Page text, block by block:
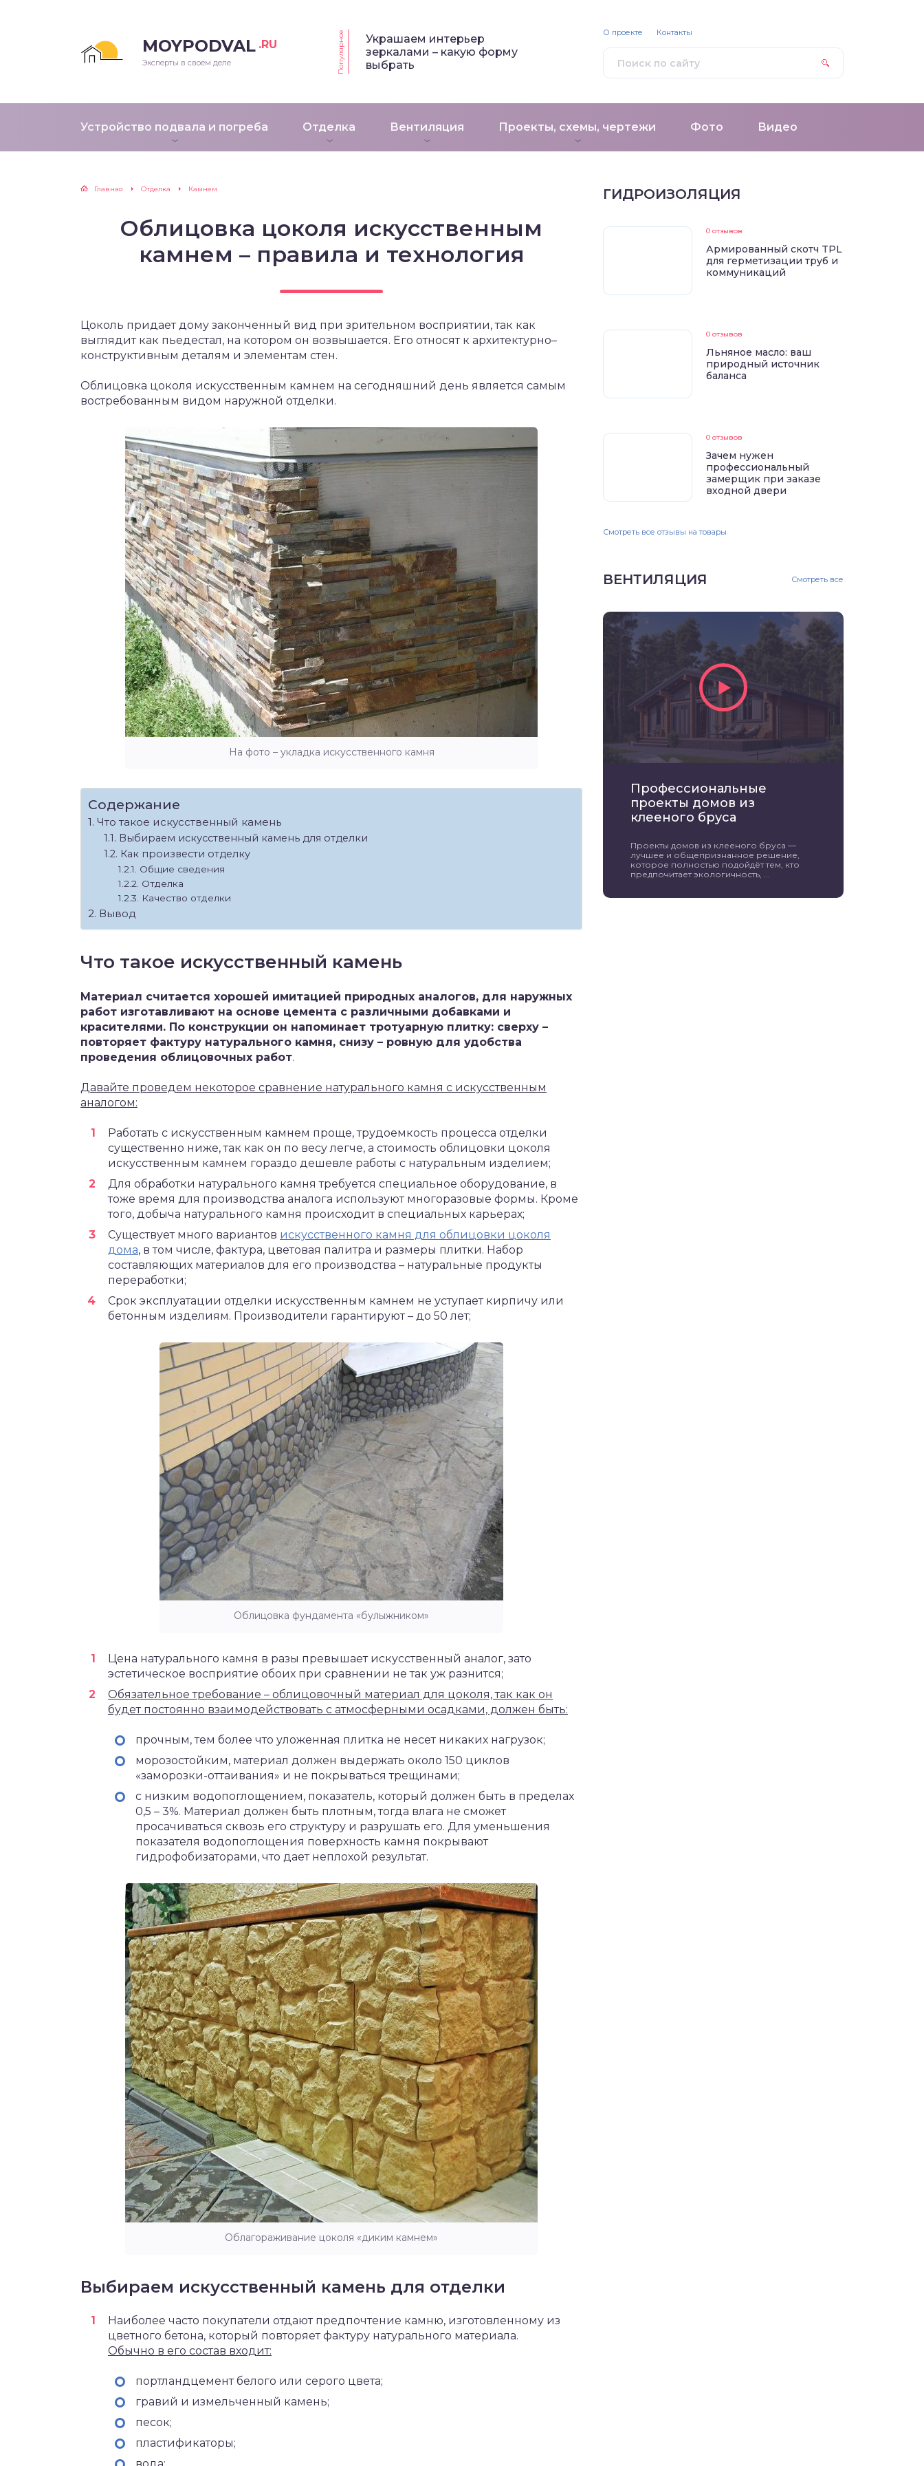
MOYPODVAL .RU
Эксперты в своем деле Популярное
Украшаем интерьер
зеркалами – какую форму
выбрать
Устройство подвала и погреба Отделка Вентиляция Проекты, схемы, чертежи Фото Видео
О проекте Контакты
Главная Отделка Камнем
Облицовка цоколя искусственным
камнем – правила и технология
Цоколь придает дому законченный вид при зрительном восприятии, так как
выглядит как пьедестал, на котором он возвышается. Его относят к архитектурно–
конструктивным деталям и элементам стен.
Облицовка цоколя искусственным камнем на сегодняшний день является самым
востребованным видом наружной отделки.
На фото – укладка искусственного камня
Содержание
Что такое искусственный камень
Выбираем искусственный камень для отделки
Как произвести отделку
Общие сведения
Отделка
Качество отделки
Вывод
Что такое искусственный камень
Материал считается хорошей имитацией природных аналогов, для наружных
работ изготавливают на основе цемента с различными добавками и
красителями. По конструкции он напоминает тротуарную плитку: сверху –
повторяет фактуру натурального камня, снизу – ровную для удобства
проведения облицовочных работ.
Давайте проведем некоторое сравнение натурального камня с искусственным
аналогом:
Работать с искусственным камнем проще, трудоемкость процесса отделки
существенно ниже, так как он по весу легче, а стоимость облицовки цоколя
искусственным камнем гораздо дешевле работы с натуральным изделием;
Для обработки натурального камня требуется специальное оборудование, в
тоже время для производства аналога используют многоразовые формы. Кроме
того, добыча натурального камня происходит в специальных карьерах;
Существует много вариантов искусственного камня для облицовки цоколя
дома, в том числе, фактура, цветовая палитра и размеры плитки. Набор
составляющих материалов для его производства – натуральные продукты
переработки;
Срок эксплуатации отделки искусственным камнем не уступает кирпичу или
бетонным изделиям. Производители гарантируют – до 50 лет;
Облицовка фундамента «булыжником»
Цена натурального камня в разы превышает искусственный аналог, зато
эстетическое восприятие обоих при сравнении не так уж разнится;
Обязательное требование – облицовочный материал для цоколя, так как он
будет постоянно взаимодействовать с атмосферными осадками, должен быть:
прочным, тем более что уложенная плитка не несет никаких нагрузок;
морозостойким, материал должен выдержать около 150 циклов
«заморозки-оттаивания» и не покрываться трещинами;
с низким водопоглощением, показатель, который должен быть в пределах
0,5 – 3%. Материал должен быть плотным, тогда влага не сможет
просачиваться сквозь его структуру и разрушать его. Для уменьшения
показателя водопоглощения поверхность камня покрывают
гидрофобизаторами, что дает неплохой результат.
Облагораживание цоколя «диким камнем»
Выбираем искусственный камень для отделки
Наиболее часто покупатели отдают предпочтение камню, изготовленному из
цветного бетона, который повторяет фактуру натурального материала.
Обычно в его состав входит:
портландцемент белого или серого цвета;
гравий и измельченный камень;
песок;
пластификаторы;
ГИДРОИЗОЛЯЦИЯ
0 отзывов
Армированный скотч TPL
для герметизации труб и
коммуникаций
0 отзывов
Льняное масло: ваш
природный источник
баланса
0 отзывов
Зачем нужен
профессиональный
замерщик при заказе
входной двери
Смотреть все отзывы на товары
ВЕНТИЛЯЦИЯ Смотреть все
Профессиональные
проекты домов из
клееного бруса
Проекты домов из клееного бруса —
лучшее и общепризнанное решение,
которое полностью подойдёт тем, кто
предпочитает экологичность, ...